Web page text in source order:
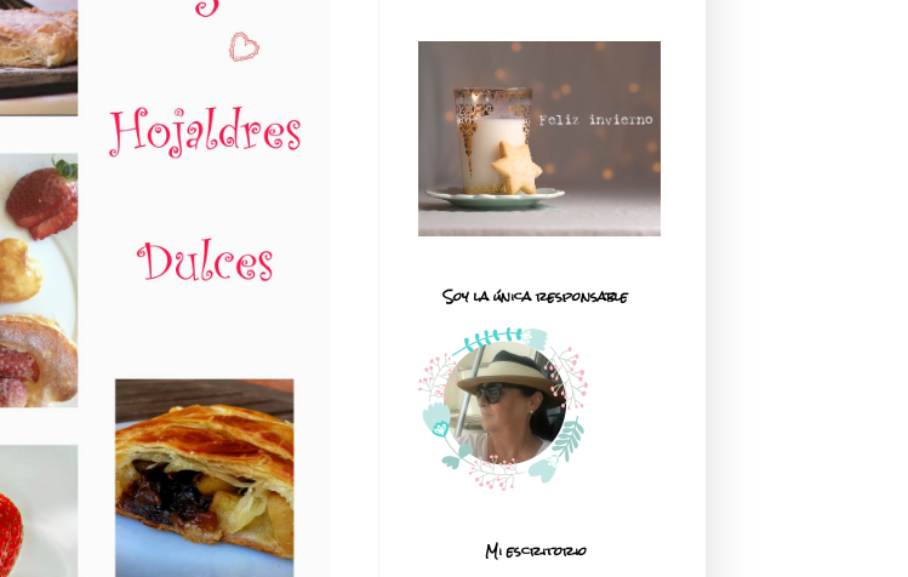
Soy la única responsable
Mi escritorio